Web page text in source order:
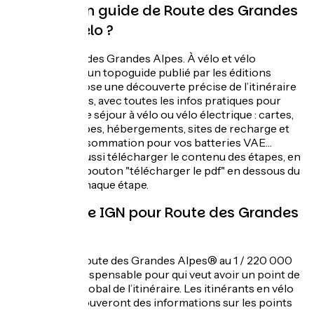
Existe-t'il un guide de Route des Grandes
Alpes® à vélo ?
Oui, "La Route des Grandes Alpes. À vélo et vélo
électrique" est un topoguide publié par les éditions
Glénat. Il propose une découverte précise de l’itinéraire
et ses richesses, avec toutes les infos pratiques pour
organiser votre séjour à vélo ou vélo électrique : cartes,
profils des étapes, hébergements, sites de recharge et
indices de consommation pour vos batteries VAE…
Vous pouvez aussi télécharger le contenu des étapes, en
cliquant sur le bouton "télécharger le pdf" en dessous du
descriptif de chaque étape.
Quelle carte IGN pour Route des Grandes
La carte IGN Route des Grandes Alpes® au 1 / 220 000
est un outil Indispensable pour qui veut avoir un point de
vue précis et global de l’itinéraire. Les itinérants en vélo
électrique y trouveront des informations sur les points